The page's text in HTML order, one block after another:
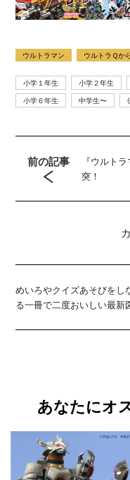
ウルトラマン ウルトラＱか
小学１年生 小学２年生
小学６年生
中学生〜
前の記事
『ウルト
突！
めいろやクイズあそびをし
る一冊で二度おいしい最新
あなたにオ